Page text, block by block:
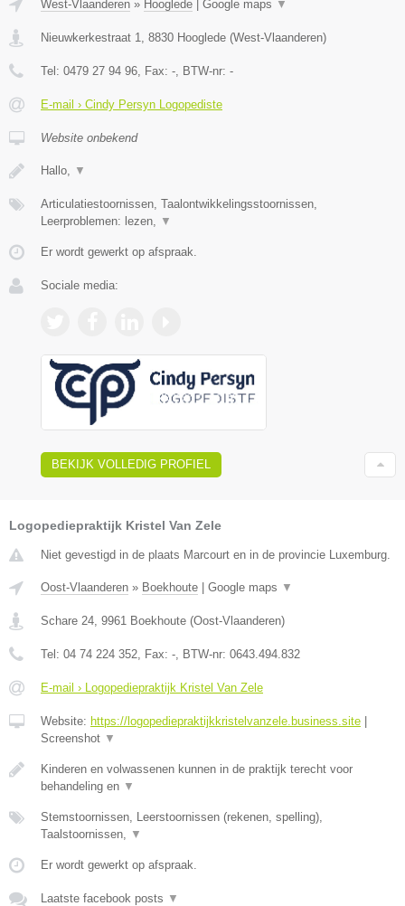
West-Vlaanderen » Hooglede Google maps ▼
Nieuwkerkestraat 1 8830 Hooglede (West-Vlaanderen)
Tel: 0479 27 94 96 , Fax: - , BTW-nr: -
E-mail › Cindy Persyn Logopediste
Website onbekend
Hallo, ▼
Articulatiestoornissen, Taalontwikkelingsstoornissen,
Leerproblemen: lezen,
▼
Er wordt gewerkt op afspraak.
Sociale media:
BEKIJK VOLLEDIG PROFIEL
Logopediepraktijk Kristel Van Zele
Niet gevestigd in de plaats Marcourt en in de provincie Luxemburg.
Oost-Vlaanderen » Boekhoute Google maps ▼
Schare 24, 9961 Boekhoute (Oost-Vlaanderen)
Tel: 04 74 224 352, Fax: -, BTW-nr: 0643.494.832
E-mail › Logopediepraktijk Kristel Van Zele
Website: https://logopediepraktijkkristelvanzele.business.site
Screenshot ▼
Kinderen en volwassenen kunnen in de praktijk terecht voor
behandeling en ▼
Stemstoornissen, Leerstoornissen (rekenen, spelling),
Taalstoornissen, ▼
Er wordt gewerkt op afspraak.
Laatste facebook posts ▼